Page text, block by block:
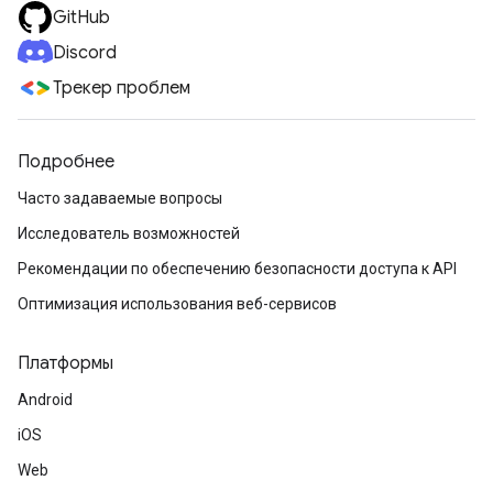
GitHub
Discord
Трекер проблем
Подробнее
Часто задаваемые вопросы
Исследователь возможностей
Рекомендации по обеспечению безопасности доступа к API
Оптимизация использования веб-сервисов
Платформы
Android
iOS
Web